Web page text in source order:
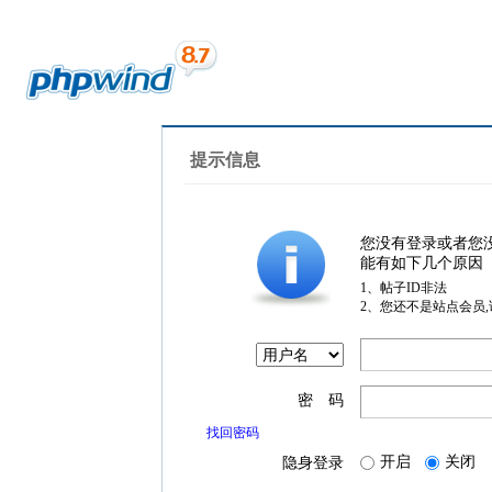
提示信息
您没有登录或者您
能有如下几个原因
1、帖子ID非法
2、您还不是站点会员
密 码
找回密码
隐身登录 开启 关闭